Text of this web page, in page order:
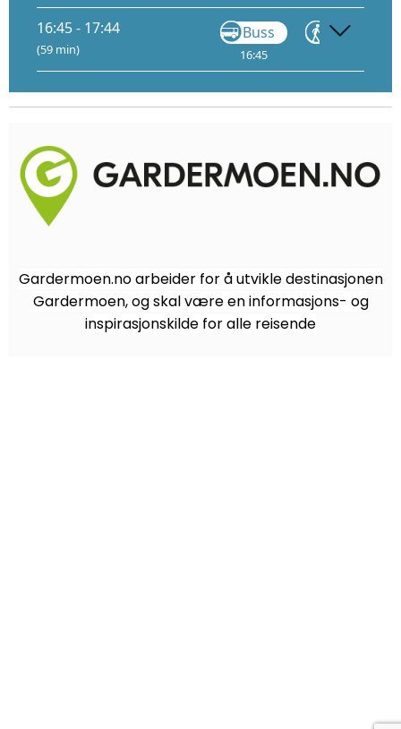
16:45 - 17:44
(59 min)
Buss
16:45
Gå
Gardermoen.no arbeider for å utvikle destinasjonen
Gardermoen, og skal være en informasjons- og
inspirasjonskilde for alle reisende